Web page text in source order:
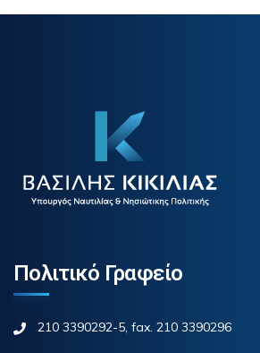
Πολιτικό Γραφείο
210 3390292-5, fax. 210 3390296